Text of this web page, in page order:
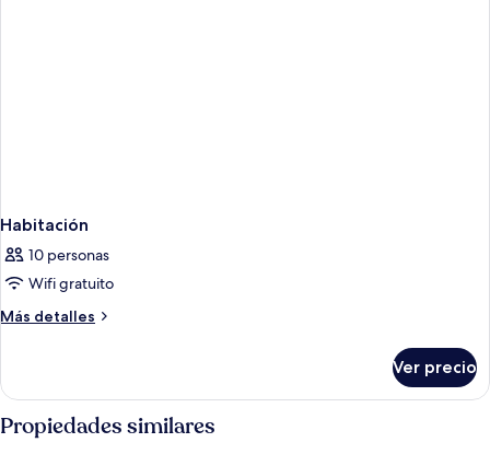
Habitación
10 personas
Wifi gratuito
Más detalles
Más
Ver precio
Propiedades similares